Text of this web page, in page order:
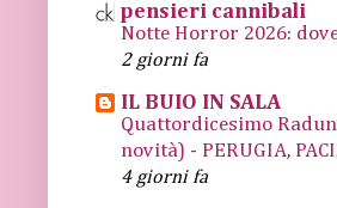
pensieri cannibali
Notte Horror 2026:
2 giorni fa
IL BUIO IN SALA
Quattordicesimo
novità) - PERUGIA,
4 giorni fa